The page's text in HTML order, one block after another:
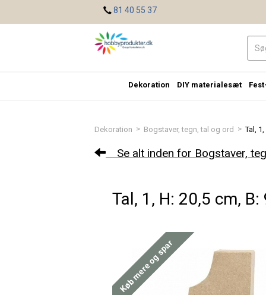
Dekoration > Bogstaver, tegn, tal og ord > Tal,
Se alt inden for Bogstaver,
Tal, 1, H: 20,5 cm,
Køb mere og spar
81 40 55 37
Dekoration DIY materialesæt